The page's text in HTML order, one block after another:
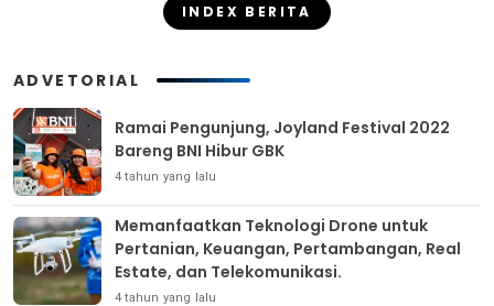
INDEX BERITA
ADVETORIAL
Ramai Pengunjung, Joyland Festival 2022
Bareng BNI Hibur GBK
4 tahun yang lalu
Memanfaatkan Teknologi Drone untuk
Pertanian, Keuangan, Pertambangan, Real
Estate, dan Telekomunikasi.
4 tahun yang lalu